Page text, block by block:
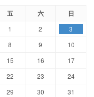
五 六 日
1 2
3
8 9
10
15 16
17
22 23
24
29 30
31